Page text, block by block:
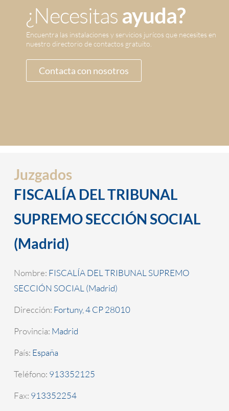
¿Necesitasayuda?
Encuentra las instalaciones y servicios jurícos que necesites en
nuestro directorio de contactos gratuito.
Contacta con nosotros
Juzgados
FISCALÍA DEL TRIBUNAL
SUPREMO SECCIÓN SOCIAL
(Madrid)
Nombre: FISCALÍA DEL TRIBUNAL SUPREMO
SECCIÓN SOCIAL (Madrid)
Dirección: Fortuny, 4 CP 28010
Provincia: Madrid
País: España
Teléfono: 913352125
Fax: 913352254